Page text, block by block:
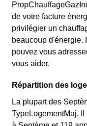
de votre facture
privilégier un
beaucoup d'énergie.
pouvez vous
vous aider.
Répartition des
La plupart des
TypeLogementMaj.